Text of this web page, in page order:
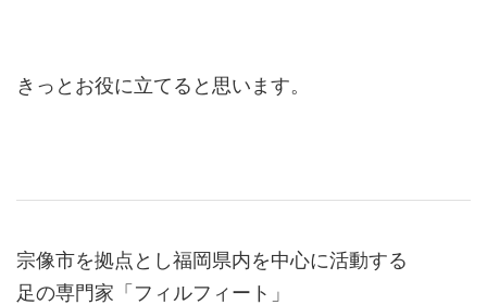
きっとお役に立てると思います。
宗像市を拠点とし福岡県内を中心に活動する
足の専門家「フィルフィート」